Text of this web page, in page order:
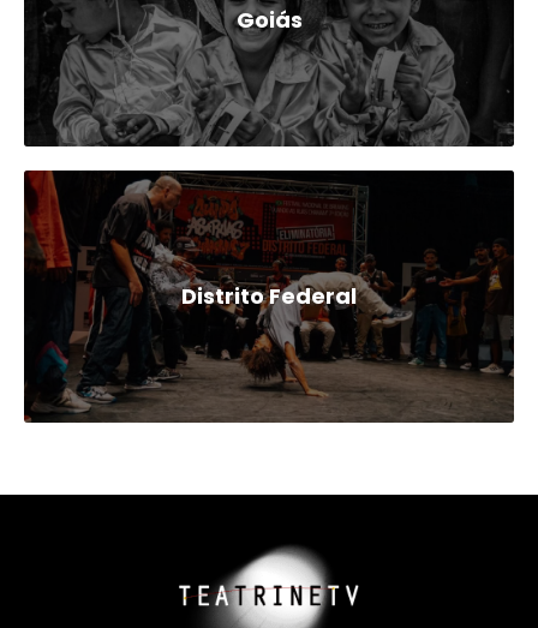
Goiás
Distrito Federal